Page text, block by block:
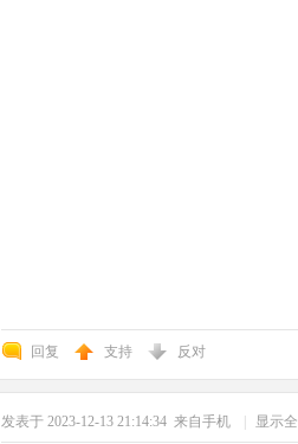
回复 支持 反对
发表于 2023-12-13 21:14:34 来自手机 显示